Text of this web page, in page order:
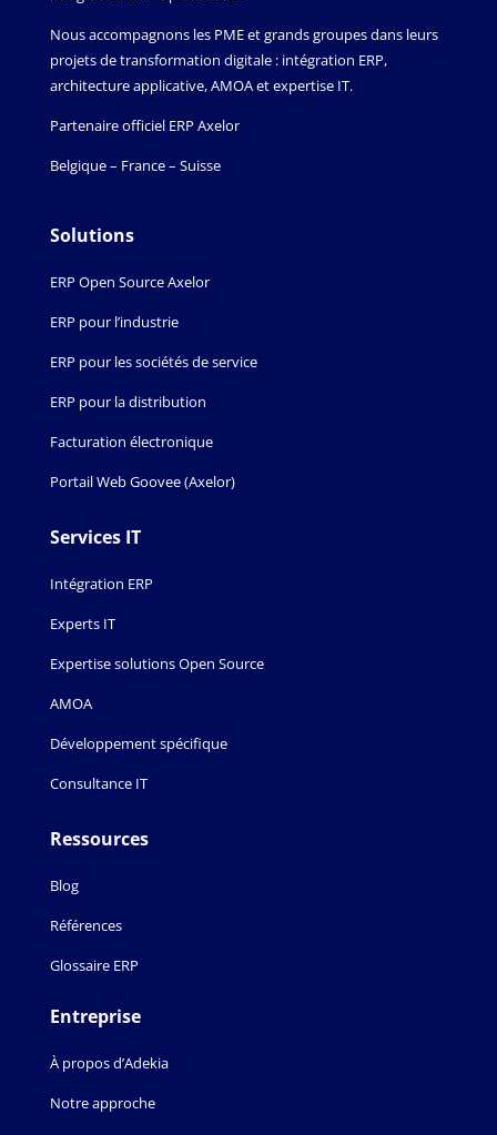
Nous accompagnons les PME et grands groupes dans leurs
projets de transformation digitale : intégration ERP,
architecture applicative, AMOA et expertise IT.
Partenaire officiel ERP Axelor
Belgique – France – Suisse
Solutions
ERP Open Source Axelor
ERP pour l’industrie
ERP pour les sociétés de service
ERP pour la distribution
Facturation électronique
Portail Web Goovee (Axelor)
Services IT
Intégration ERP
Experts IT
Expertise solutions Open Source
AMOA
Développement spécifique
Consultance IT
Ressources
Blog
Références
Glossaire ERP
Entreprise
À propos d’Adekia
Notre approche